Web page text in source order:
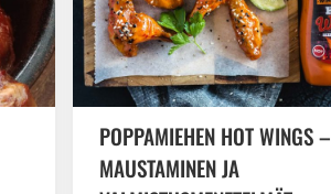
POPPAMIEHEN HOT WINGS –
MAUSTAMINEN JA